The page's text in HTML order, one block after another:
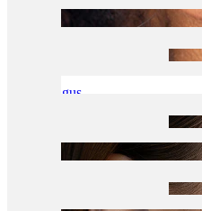
Tragus